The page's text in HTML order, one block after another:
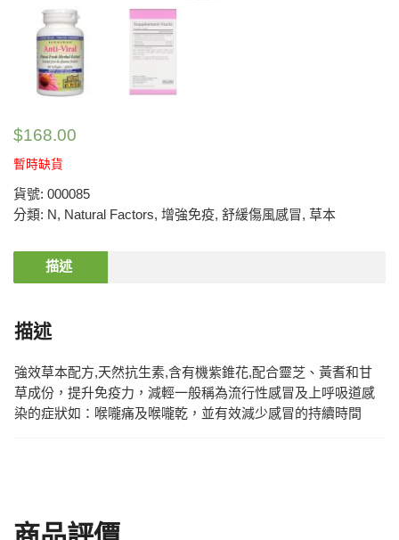
$168.00
暫時缺貨
貨號: 000085
分類: N, Natural Factors, 增強免疫, 舒緩傷風感冒, 草本
描述
描述
強效草本配方,天然抗生素,含有機紫錐花,配合靈芝、黃耆和甘
草成份，提升免疫力，減輕一般稱為流行性感冒及上呼吸道感
染的症狀如：喉嚨痛及喉嚨乾，並有效減少感冒的持續時間